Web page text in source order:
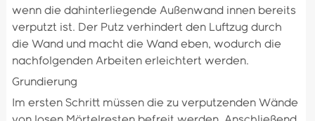
wenn die dahinterliegende Außenwand innen bereits
verputzt ist. Der Putz verhindert den Luftzug durch
die Wand und macht die Wand eben, wodurch die
nachfolgenden Arbeiten erleichtert werden.
Grundierung
Im ersten Schritt müssen die zu verputzenden Wände